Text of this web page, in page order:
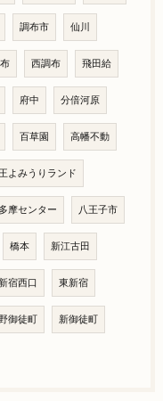
調布市 仙川
西調布 飛田給
府中 分倍河原
百草園 高幡不動
よみうりランド
摩センター 八王子市
橋本 新江古田
新宿西口 東新宿
御徒町 新御徒町